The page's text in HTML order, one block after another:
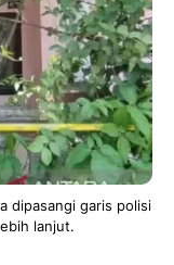
dipasangi garis polisi
lanjut.